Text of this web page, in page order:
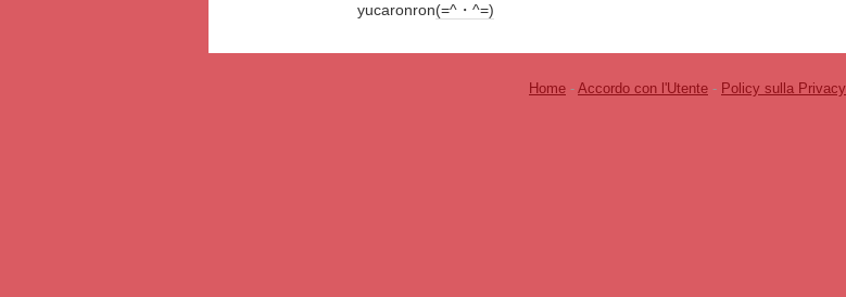
yucaronron(=^・^=)
Home - Accordo con l'Utente - Policy sulla Privacy